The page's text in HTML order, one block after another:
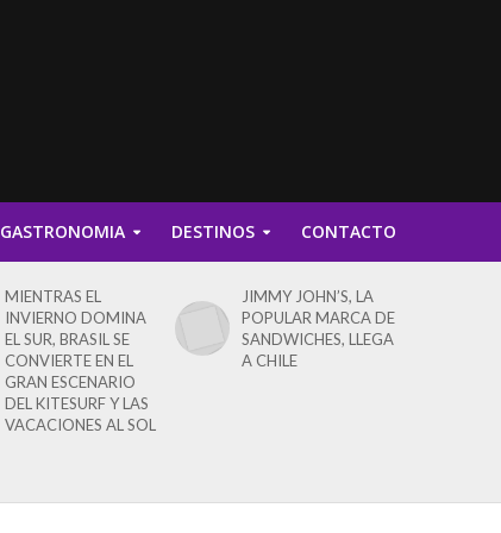
GASTRONOMIA DESTINOS CONTACTO
MIENTRAS EL
INVIERNO DOMINA
EL SUR, BRASIL SE
CONVIERTE EN EL
GRAN ESCENARIO
DEL KITESURF Y LAS
VACACIONES AL SOL
JIMMY JOHN’S, LA
POPULAR MARCA DE
SANDWICHES, LLEGA
A CHILE